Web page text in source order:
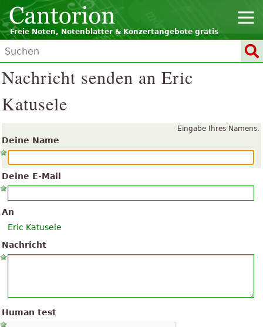
Freie Noten, Notenblätter & Konzertangebote gratis
Nachricht senden an Eric
Katusele
Eingabe Ihres Namens.
Deine Name
Deine E-Mail
An
Eric Katusele
Nachricht
Human test